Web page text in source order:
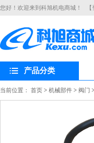
您好！欢迎来到科旭机电商城！
产品分类
当前位置： 首页 > 机械部件 > 阀门 >